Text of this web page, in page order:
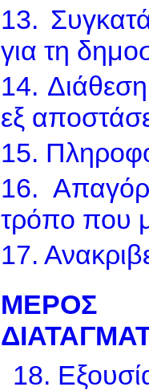
13.
για τη
14.
εξ
15.
16.
τρόπο που
17.
18.